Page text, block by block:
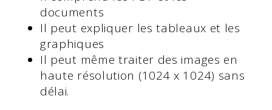
documents
Il peut expliquer les tableaux et les
graphiques
Il peut même traiter des images en
haute résolution (1024 x 1024) sans
délai.